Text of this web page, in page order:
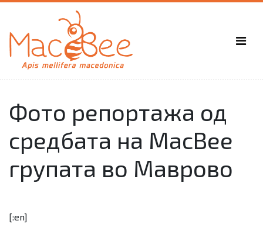
Фото репортажа од
средбата на MacBee
групата во Маврово
[:en]